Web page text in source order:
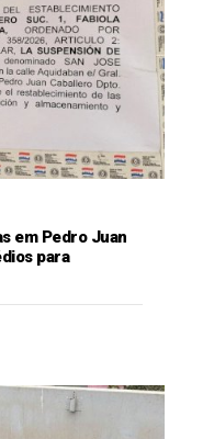
em Pedro Juan
para